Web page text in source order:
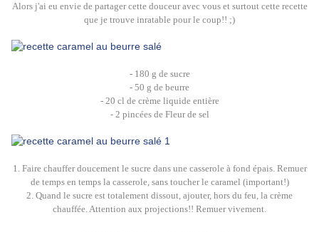
Alors j'ai eu envie de partager cette douceur avec vous et surtout cette recette
que je trouve inratable pour le coup!! ;)
- 180 g de sucre
- 50 g de beurre
- 20 cl de crème liquide entière
- 2 pincées de Fleur de sel
1. Faire chauffer doucement le sucre dans une casserole à fond épais. Remuer
de temps en temps la casserole, sans toucher le caramel (important!)
2. Quand le sucre est totalement dissout, ajouter, hors du feu, la crème
chauffée. Attention aux projections!! Remuer vivement.